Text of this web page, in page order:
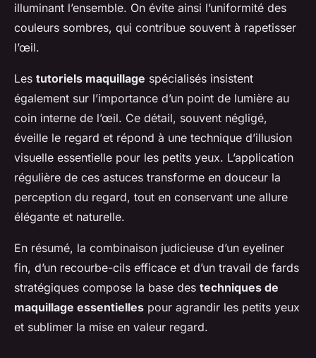
illuminant l’ensemble. On évite ainsi l’uniformité des
couleurs sombres, qui contribue souvent à rapetisser
l’œil.
Les tutoriels maquillage spécialisés insistent
également sur l’importance d’un point de lumière au
coin interne de l’œil. Ce détail, souvent négligé,
éveille le regard et répond à une technique d’illusion
visuelle essentielle pour les petits yeux. L’application
régulière de ces astuces transforme en douceur la
perception du regard, tout en conservant une allure
élégante et naturelle.
En résumé, la combinaison judicieuse d’un eyeliner
fin, d’un recourbe-cils efficace et d’un travail de fards
stratégiques compose la base des techniques de
maquillage essentielles pour agrandir les petits yeux
et sublimer la mise en valeur regard.